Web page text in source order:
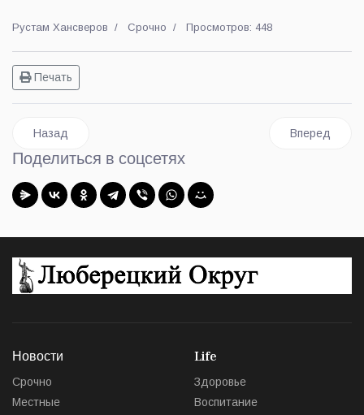
Рустам Хансверов Срочно Просмотров: 448
Печать
Предыдущий: Люберецкая госавтоинспекция проводит
Назад Следующий:
Вперед
Поделиться в соцсетях
Новости
Срочно
Местные
Life
Здоровье
Воспитание